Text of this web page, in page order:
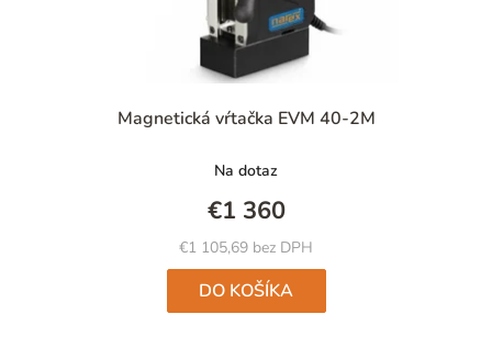
Magnetická vŕtačka EVM 40-2M
Na dotaz
€1 105,69 bez DPH
€1 360
DO KOŠÍKA